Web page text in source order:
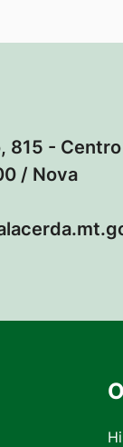
815 -
/ Nova